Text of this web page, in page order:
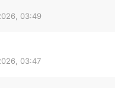
03:49
03:47